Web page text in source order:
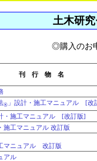
土木研
◎購入のお
刊 行 物 名
® 」設計・施工マニュアル [改
・施工マニュアル [改訂版]
施工マニュアル 改訂版
マニュアル 改訂版
アル